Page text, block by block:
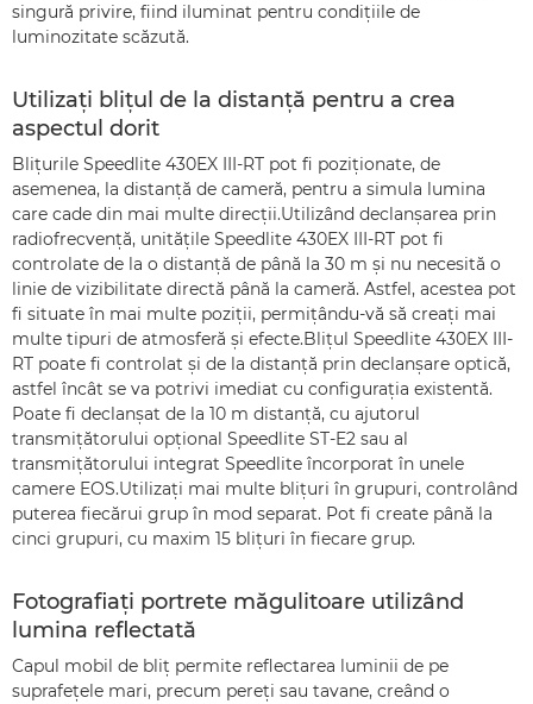
singură privire, fiind iluminat pentru condiţiile de
luminozitate scăzută.
Utilizaţi bliţul de la distanţă pentru a crea
aspectul dorit
Bliţurile Speedlite 430EX III-RT pot fi poziţionate, de
asemenea, la distanţă de cameră, pentru a simula lumina
care cade din mai multe direcţii.Utilizând declanşarea prin
radiofrecvenţă, unităţile Speedlite 430EX III-RT pot fi
controlate de la o distanţă de până la 30 m şi nu necesită o
linie de vizibilitate directă până la cameră. Astfel, acestea pot
fi situate în mai multe poziţii, permiţându-vă să creaţi mai
multe tipuri de atmosferă şi efecte.Bliţul Speedlite 430EX III-
RT poate fi controlat şi de la distanţă prin declanşare optică,
astfel încât se va potrivi imediat cu configuraţia existentă.
Poate fi declanşat de la 10 m distanţă, cu ajutorul
transmiţătorului opţional Speedlite ST-E2 sau al
transmiţătorului integrat Speedlite încorporat în unele
camere EOS.Utilizaţi mai multe bliţuri în grupuri, controlând
puterea fiecărui grup în mod separat. Pot fi create până la
cinci grupuri, cu maxim 15 bliţuri în fiecare grup.
Fotografiaţi portrete măgulitoare utilizând
lumina reflectată
Capul mobil de bliţ permite reflectarea luminii de pe
suprafeţele mari, precum pereţi sau tavane, creând o